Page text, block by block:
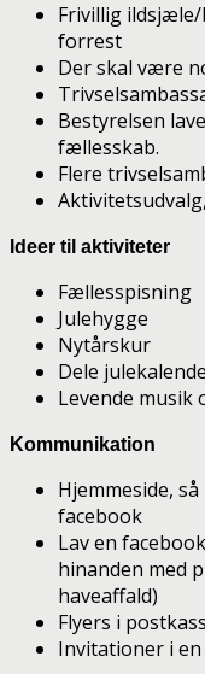
Frivillig
forrest
Der skal være
Bestyrelsen
fællesskab.
Flere
Ideer til aktiviteter
Fællesspisning
Julehygge
Nytårskur
Dele
Levende
Kommunikation
Hjemmeside,
facebook
Lav en
hinanden med
haveaffald)
Flyers i
Invitationer i